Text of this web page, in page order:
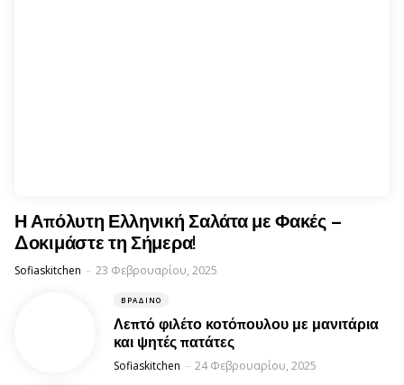
Η Απόλυτη Ελληνική Σαλάτα με Φακές –
Δοκιμάστε τη Σήμερα!
Posted
Sofiaskitchen 23 Φεβρουαρίου, 2025
ΒΡΑΔΙΝΌ
Λεπτό φιλέτο κοτόπουλου με μανιτάρια
και ψητές πατάτες
Posted
Sofiaskitchen 24 Φεβρουαρίου, 2025